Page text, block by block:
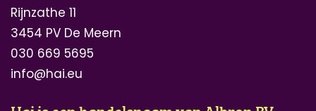
Rijnzathe 11
3454 PV De Meern
030 669 5695
info@hai.eu